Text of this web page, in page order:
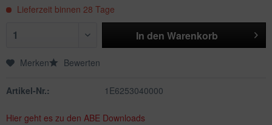
Lieferzeit binnen 28 Tage
In den Warenkorb
Merken Bewerten
Artikel-Nr.: 1E6253040000
Hier geht es zu den ABE Downloads